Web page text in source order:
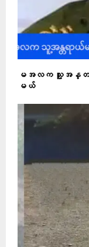
မအလက သူ့အန္တရာ
မယ်